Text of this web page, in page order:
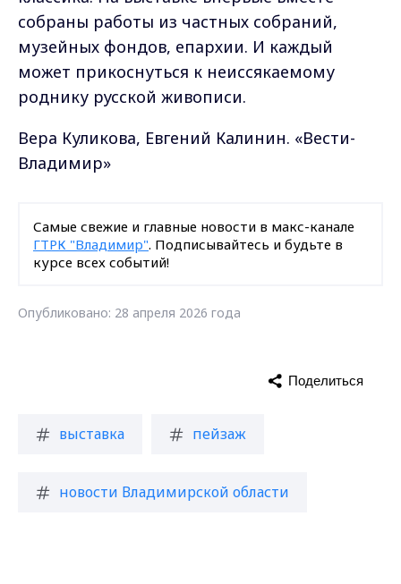
собраны работы из частных собраний,
музейных фондов, епархии. И каждый
может прикоснуться к неиссякаемому
роднику русской живописи.
Вера Куликова, Евгений Калинин. «Вести-
Владимир»
Самые свежие и главные новости в макс-канале
ГТРК "Владимир". Подписывайтесь и будьте в
курсе всех событий!
Опубликовано: 28 апреля 2026 года
выставка пейзаж
новости Владимирской области
Поделиться